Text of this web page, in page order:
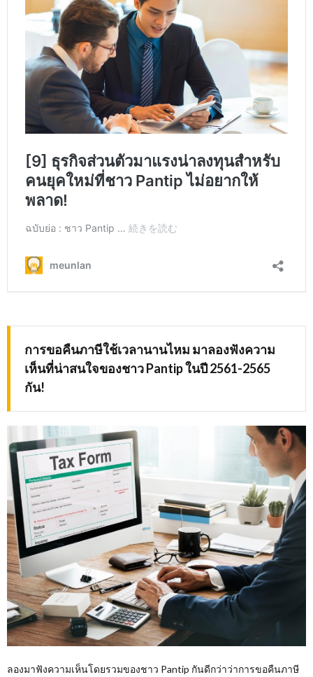
การขอคืนภาษีใช้เวลานานไหม มาลองฟังความ
เห็นที่น่าสนใจของชาวPantip ในปี 2561-2565
กัน!
ลองมาฟังความเห็นโดยรวมของชาว Pantip กันดีกว่าว่าการขอคืนภาษี